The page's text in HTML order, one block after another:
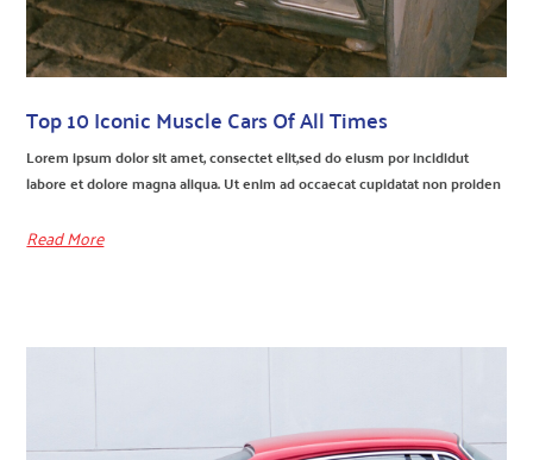
Top 10 Iconic Muscle Cars Of All Times
Lorem ipsum dolor sit amet, consectet elit,sed do eiusm por incididut
labore et dolore magna aliqua. Ut enim ad occaecat cupidatat non proiden
Read More